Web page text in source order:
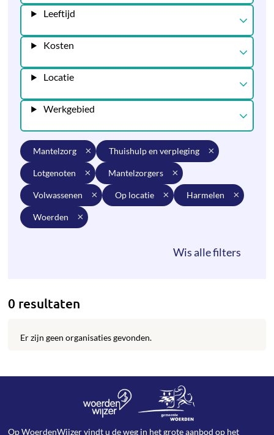
Leeftijd
Kosten
Locatie
Werkgebied
mantelzorg thuishulp en verpleging
lotgenoten mantelzorgers
volwassenen op locatie harmelen
woerden
0 resultaten
Er zijn geen organisaties gevonden.
Op WoerdenWijzer vindt u de weg in het grote aanbod op het